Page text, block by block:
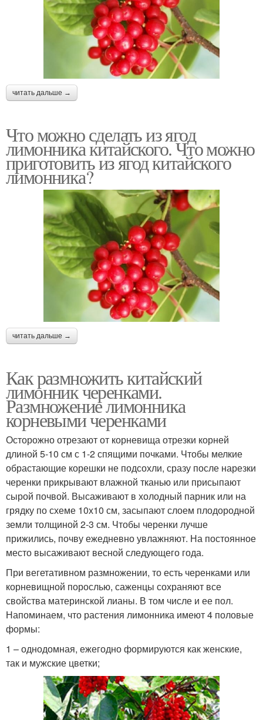
читать дальше →
Что можно сделать из ягод
лимонника китайского. Что можно
приготовить из ягод китайского
лимонника?
читать дальше →
Как размножить китайский
лимонник черенками.
Размножение лимонника
корневыми черенками
Осторожно отрезают от корневища отрезки корней
длиной 5-10 см с 1-2 спящими почками. Чтобы мелкие
обрастающие корешки не подсохли, сразу после нарезки
черенки прикрывают влажной тканью или присыпают
сырой почвой. Высаживают в холодный парник или на
грядку по схеме 10х10 см, засыпают слоем плодородной
земли толщиной 2-3 см. Чтобы черенки лучше
прижились, почву ежедневно увлажняют. На постоянное
место высаживают весной следующего года.
При вегетативном размножении, то есть черенками или
корневищной порослью, саженцы сохраняют все
свойства материнской лианы. В том числе и ее пол.
Напоминаем, что растения лимонника имеют 4 половые
формы:
1 – однодомная, ежегодно формируются как женские,
так и мужские цветки;